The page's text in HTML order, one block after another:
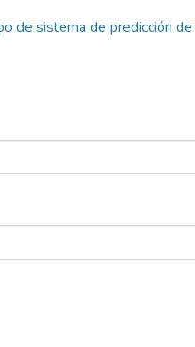
de sistema de predicción